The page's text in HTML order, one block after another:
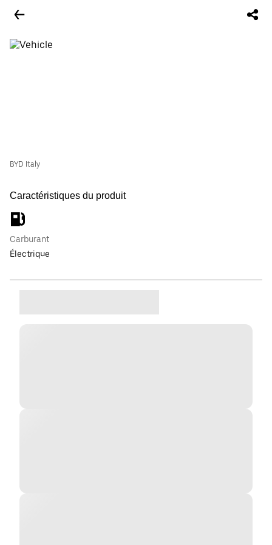
BYD Italy
Caractéristiques du produit
Carburant
Électrique